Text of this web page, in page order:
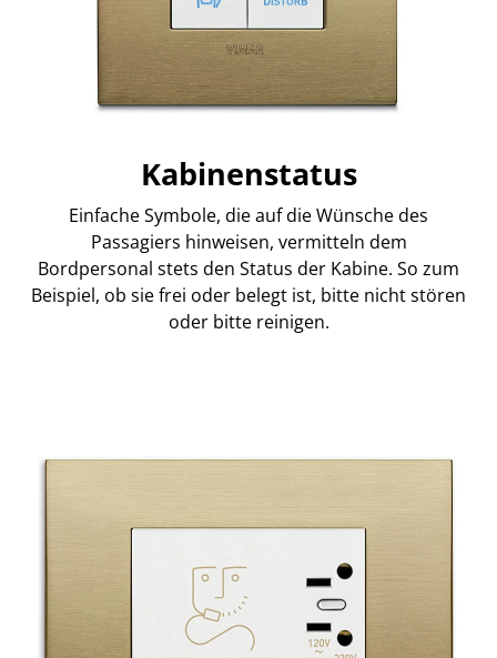
Kabinenstatus
Einfache Symbole, die auf die Wünsche des
Passagiers hinweisen, vermitteln dem
Bordpersonal stets den Status der Kabine. So zum
Beispiel, ob sie frei oder belegt ist, bitte nicht stören
oder bitte reinigen.